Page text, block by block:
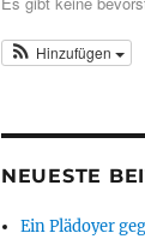
Hinzufügen
NEUESTE
Ein Plädoyer